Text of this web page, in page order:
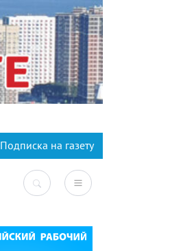
Подписка на газету